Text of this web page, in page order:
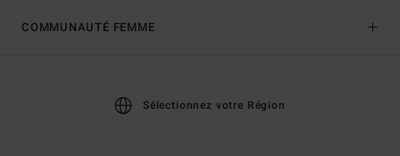
COMMUNAUTÉ FEMME
Sélectionnez votre Région